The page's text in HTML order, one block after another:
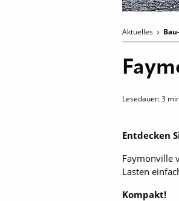
Aktuelles
Lesedauer:3
Entdecken
Faymonville
Lasten
Kompakt!